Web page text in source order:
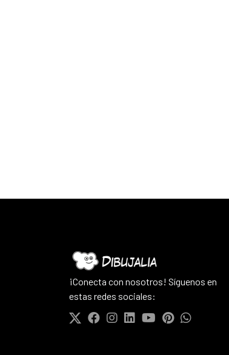
¡Conecta con nosotros! Síguenos en
estas redes sociales: